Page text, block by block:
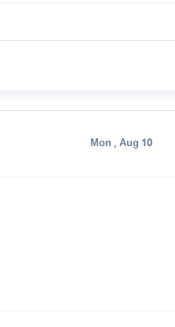
Mon , Aug 10